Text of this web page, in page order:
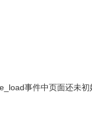
事件中页面还未